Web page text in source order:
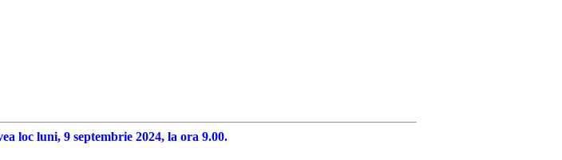
loc luni, 9 septembrie 2024, la ora 9.00.